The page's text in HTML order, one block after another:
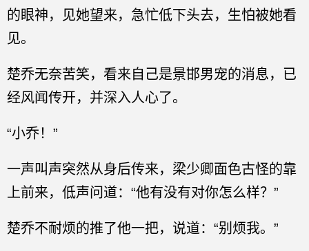
的眼神，见她望来，急忙低下头去，生怕被她看
见。
楚乔无奈苦笑，看来自己是景邯男宠的消息，已
经风闻传开，并深入人心了。
“小乔！”
一声叫声突然从身后传来，梁少卿面色古怪的靠
上前来，低声问道：“他有没有对你怎么样？”
楚乔不耐烦的推了他一把，说道：“别烦我。”